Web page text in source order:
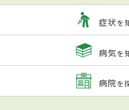
症状を
病気を
病院を